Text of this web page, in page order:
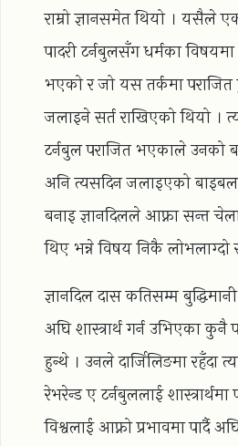
राम्रो ज्ञानसमेत थियो । यसैले
पादरी टर्नबुलसँग धर्मका
भएको र जो यस तर्कमा पराजित
जलाइने सर्त राखिएको थियो ।
टर्नबुल पराजित भएकाले उनको
अनि त्यसदिन जलाइएको
बनाइ ज्ञानदिलले आफ्ना सन्त
थिए भन्ने विषय निकै लोभलाग्दो
ज्ञानदिल दास कतिसम्म
अघि शास्त्रार्थ गर्न उभिएका कुनै
हुन्थे । उनले दार्जिलिङमा रहँदा
रेभरेन्ड ए टर्नबुललाई शास्त्रार्थमा
विश्वलाई आफ्नो प्रभावमा पार्दै